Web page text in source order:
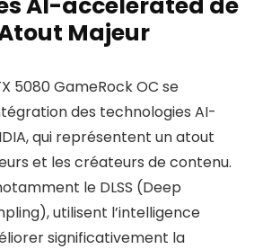
Atout Majeur
5080 GameRock OC se
des technologies AI-
qui représentent un atout
et les créateurs de contenu.
le DLSS (Deep
utilisent l’intelligence
significativement la